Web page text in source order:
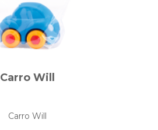
Carro Will
Carro Will